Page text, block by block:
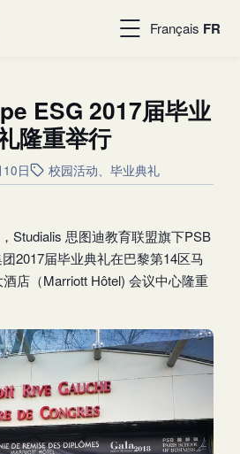
Français FR
ESG 2017届毕业
隆重举行
日 校园活动 、毕业典礼
Studialis 思图迪教育联盟旗下PSB
2017届毕业典礼在巴黎第14区马
店（Marriott Hôtel) 会议中心隆重